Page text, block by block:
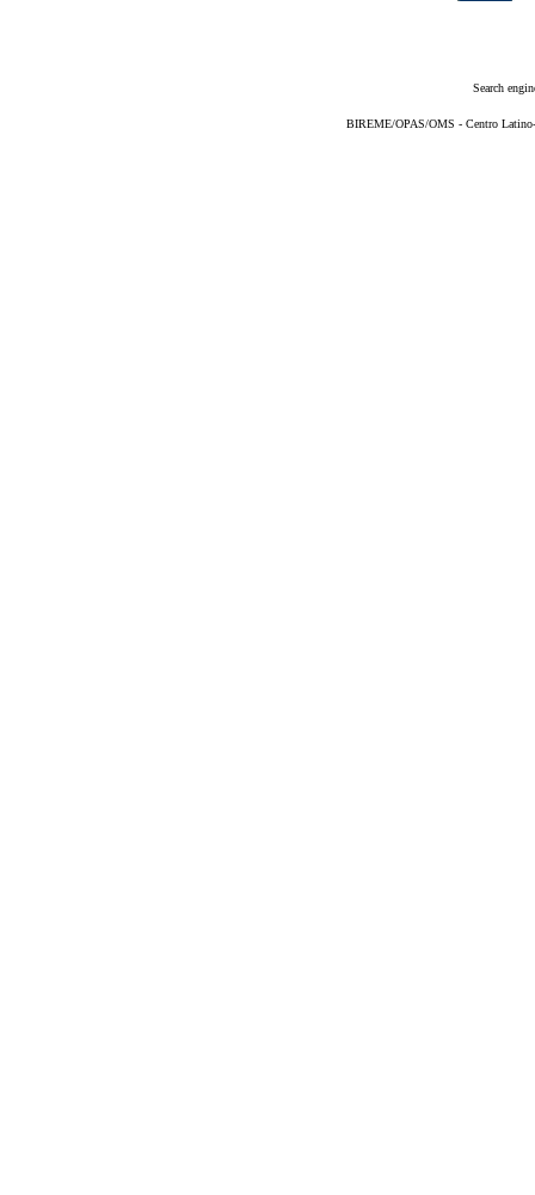
Search
BIREME/OPAS/OMS - Centro Latino-